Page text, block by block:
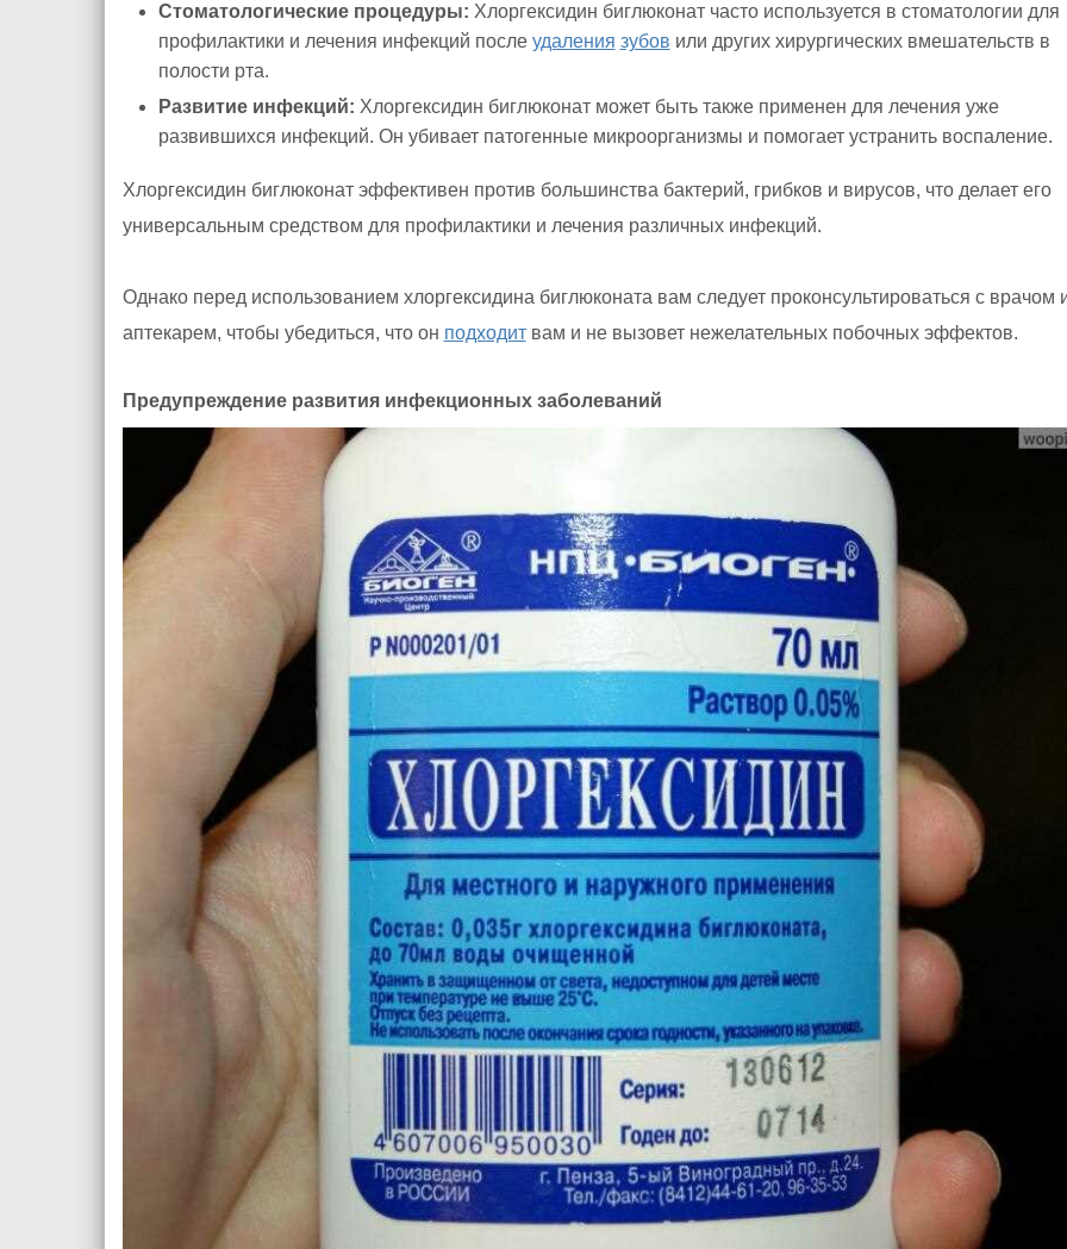
Стоматологические процедуры: Хлоргексидин биглюконат часто используется в стоматологии для
профилактики и лечения инфекций после удаления зубов или других хирургических вмешательств в
полости рта.
Развитие инфекций: Хлоргексидин биглюконат может быть также применен для лечения уже
развившихся инфекций. Он убивает патогенные микроорганизмы и помогает устранить воспаление.
Хлоргексидин биглюконат эффективен против большинства бактерий, грибков и вирусов, что делает его
универсальным средством для профилактики и лечения различных инфекций.
Однако перед использованием хлоргексидина биглюконата вам следует проконсультироваться с врачом
аптекарем, чтобы убедиться, что он подходитвам и не вызовет нежелательных побочных эффектов.
Предупреждение развития инфекционных заболеваний